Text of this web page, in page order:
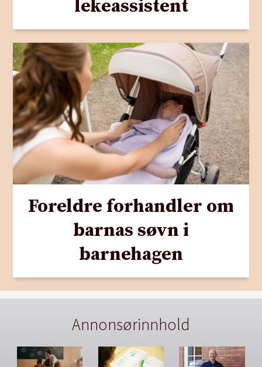
lekeassistent
Foreldre forhandler om
barnas søvn i
barnehagen
Annonsørinnhold